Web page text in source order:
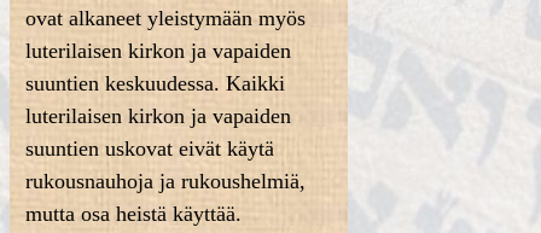
ovat alkaneet yleistymään myös
luterilaisen kirkon ja vapaiden
suuntien keskuudessa. Kaikki
luterilaisen kirkon ja vapaiden
suuntien uskovat eivät käytä
rukousnauhoja ja rukoushelmiä,
mutta osa heistä käyttää.